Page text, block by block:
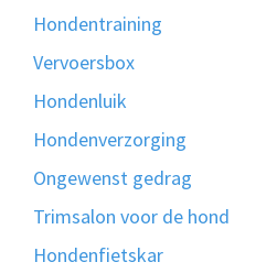
Hondentraining
Vervoersbox
Hondenluik
Hondenverzorging
Ongewenst gedrag
Trimsalon voor de hond
Hondenfietskar